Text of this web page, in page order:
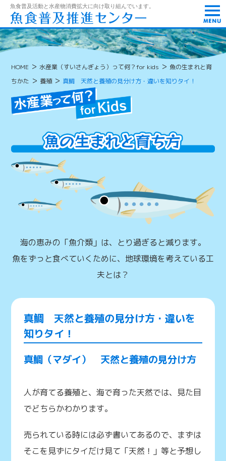
魚食普及活動と水産物消費拡大に向け取り組んでいます。
t
o
g
g
l
e
n
HOME >水産業（すいさんぎょう）って何？for kids >魚の生まれと育
ちかた > 養殖> 真鯛 天然と養殖の見分け方・違いを知りタイ！
海の恵みの「魚介類」は、とり過ぎると減ります。
魚をずっと食べていくために、地球環境を考えている工
夫とは？
真鯛 天然と養殖の見分け方・違いを
知りタイ！
真鯛（マダイ） 天然と養殖の見分け方
人が育てる養殖と、海で育った天然では、見た目
でどちらかわかります。
売られている時には必ず書いてあるので、まずは
そこを見ずにタイだけ見て「天然！」等と予想し